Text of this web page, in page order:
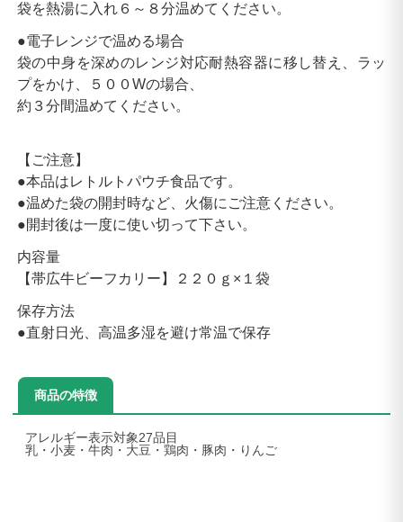
袋を熱湯に入れ６～８分温めてください。
●電子レンジで温める場合
袋の中身を深めのレンジ対応耐熱容器に移し替え、ラッ
プをかけ、５００Wの場合、
約３分間温めてください。
【ご注意】
●本品はレトルトパウチ食品です。
●温めた袋の開封時など、火傷にご注意ください。
●開封後は一度に使い切って下さい。
内容量
【帯広牛ビーフカリー】２２０ｇ×１袋
保存方法
●直射日光、高温多湿を避け常温で保存
商品の特徴
アレルギー表示対象27品目
乳・小麦・牛肉・大豆・鶏肉・豚肉・りんご